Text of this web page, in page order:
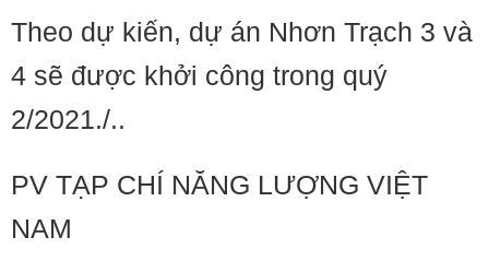
Theo dự kiến, dự án Nhơn Trạch 3 và
4 sẽ được khởi công trong quý
2/2021./..
PV TẠP CHÍ NĂNG LƯỢNG VIỆT
NAM